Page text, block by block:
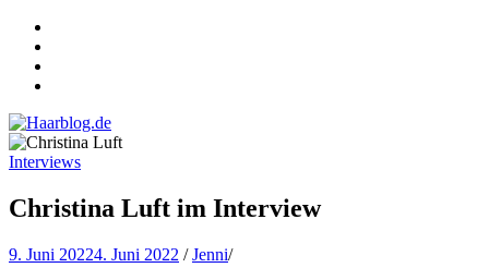
Haarblog.de
Haarpflege | Haarstyling | Beauty | Entertainment
Interviews
Christina Luft im Interview
9. Juni 20224. Juni 2022 /Jenni/